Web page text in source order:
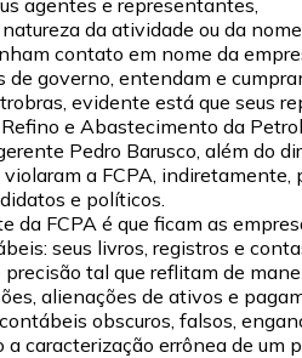
agentes e representantes,
da atividade ou da
contato em nome da
governo, entendam e
evidente está que seus
e Abastecimento da
Pedro Barusco, além do
violaram a FCPA, indiretamente,
e políticos.
da FCPA é que ficam as
seus livros, registros e
tal que reflitam de
alienações de ativos e
obscuros, falsos,
a caracterização errônea de um